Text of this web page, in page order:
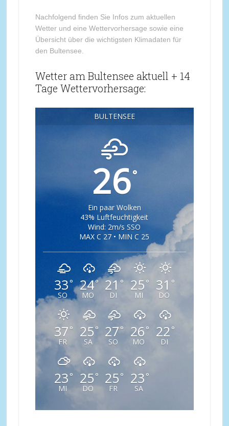
Nachfolgend finden Sie Infos zum aktuellen
Wetter und eine Wettervorhersage sowie eine
Übersicht über die wichtigsten Klimadaten für
den Bultensee.
Wetter am Bultensee aktuell + 14
Tage Wettervorhersage:
BULTENSEE
26°
Ein paar Wolken
43% Luftfeuchtigkeit
Wind: 2m/s SSO
MAX C 27 • MIN C 25
33°
SO
24°
MO
21°
DI
25 °
MI
31 °
DO
37 °
FR
25°
SA
27°
SO
26 °
MO
22 °
DI
23°
MI
25 °
DO
25 °
FR
23 °
SA